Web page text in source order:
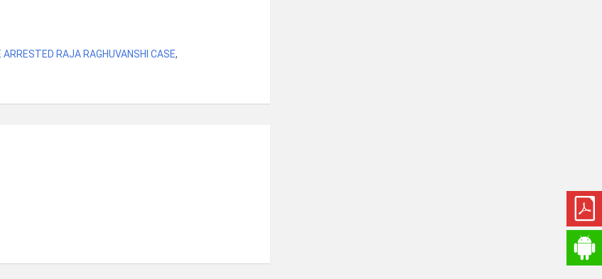
ARRESTED RAJA RAGHUVANSHI CASE,